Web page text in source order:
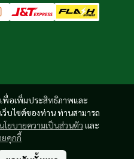
พื่อเพิ่มประสิทธิภาพและ
บไซต์ของท่าน ท่านสามารถ
โยบายความเป็นส่วนตัว และ
ยคุกกี้